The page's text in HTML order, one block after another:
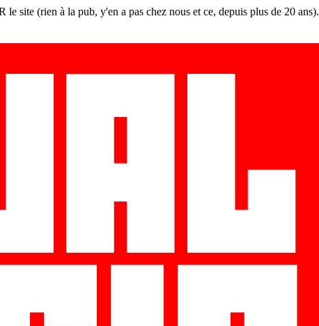
site (rien à la pub, y'en a pas chez nous et ce, depuis plus de 20 ans).